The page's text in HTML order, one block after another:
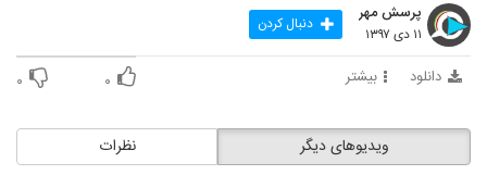
پرسش مهر
۱۱ دی ۱۳۹۷ دنبال کردن
دانلود بیشتر ۰ ۰
نظرات ویدیوهای دیگر